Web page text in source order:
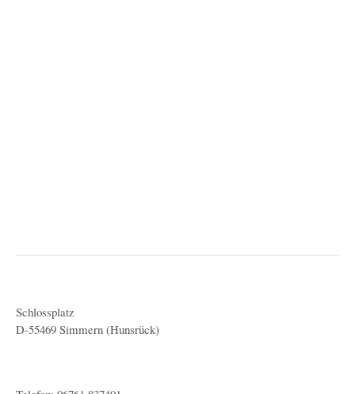
Schlossplatz
D-55469 Simmern (Hunsrück)